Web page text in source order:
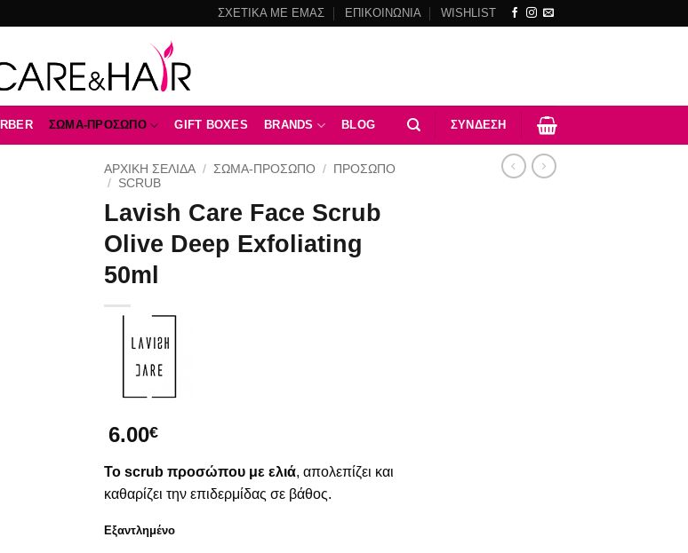
ΣΧΕΤΙΚΑ ΜΕ ΕΜΑΣ ΕΠΙΚΟΙΝΩΝΙΑ WISHLIST
ΣΩΜΑ-ΠΡΟΣΩΠΟ GIFT BOXES BRANDS BLOG ΣΎΝΔΕΣΗ
ΑΡΧΙΚΉ ΣΕΛΊΔΑ / ΣΩΜΑ-ΠΡΟΣΩΠΟ /
ΠΡΌΣΩΠΟ
/ SCRUB
Lavish Care Face Scrub
Olive Deep Exfoliating
50ml
6.00€
Το scrub προσώπου με ελιά, απολεπίζει και
καθαρίζει την επιδερμίδας σε βάθος.
Εξαντλημένο